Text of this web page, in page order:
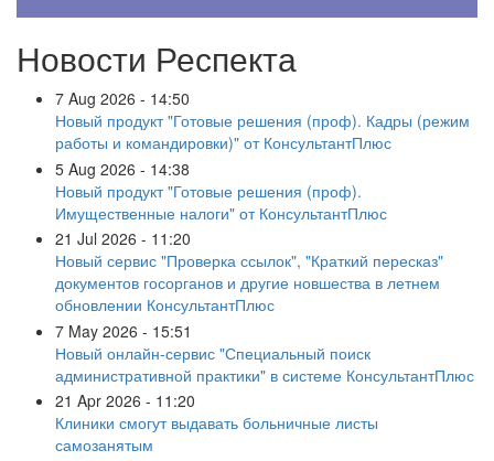
Новости Респекта
7 Aug 2026 - 14:50
Новый продукт "Готовые решения (проф). Кадры (режим
работы и командировки)" от КонсультантПлюс
5 Aug 2026 - 14:38
Новый продукт "Готовые решения (проф).
Имущественные налоги" от КонсультантПлюс
21 Jul 2026 - 11:20
Новый сервис "Проверка ссылок", "Краткий пересказ"
документов госорганов и другие новшества в летнем
обновлении КонсультантПлюс
7 May 2026 - 15:51
Новый онлайн-сервис "Специальный поиск
административной практики" в системе КонсультантПлюс
21 Apr 2026 - 11:20
Клиники смогут выдавать больничные листы
самозанятым